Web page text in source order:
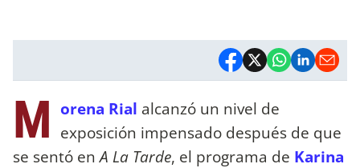
M orena Rial alcanzó un nivel de
exposición impensado después de que
se sentó enA La Tarde, el programa de Karina